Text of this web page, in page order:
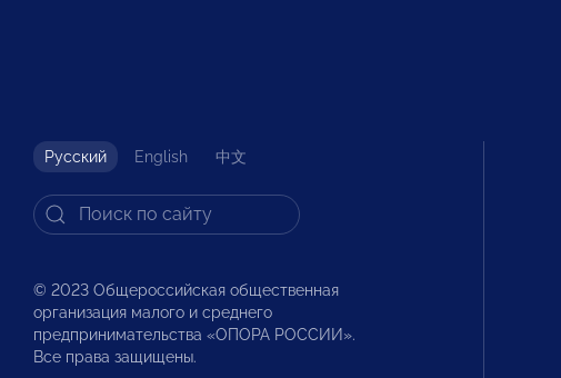
Русский English 中文
© 2023 Общероссийская общественная
организация малого и среднего
предпринимательства «ОПОРА РОССИИ».
Все права защищены.